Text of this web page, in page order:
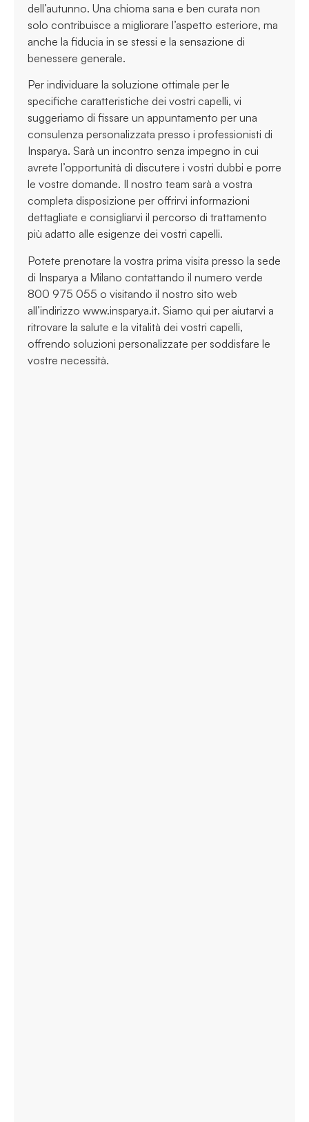
dell’autunno. Una chioma sana e ben curata non
solo contribuisce a migliorare l’aspetto esteriore, ma
anche la fiducia in se stessi e la sensazione di
benessere generale.
Per individuare la soluzione ottimale per le
specifiche caratteristiche dei vostri capelli, vi
suggeriamo di fissare un appuntamento per una
consulenza personalizzata presso i professionisti di
Insparya. Sarà un incontro senza impegno in cui
avrete l’opportunità di discutere i vostri dubbi e porre
le vostre domande. Il nostro team sarà a vostra
completa disposizione per offrirvi informazioni
dettagliate e consigliarvi il percorso di trattamento
più adatto alle esigenze dei vostri capelli.
Potete prenotare la vostra prima visita presso la sede
di Insparya a Milano contattando il numero verde
800 975 055 o visitando il nostro sito web
all’indirizzo www.insparya.it. Siamo qui per aiutarvi a
ritrovare la salute e la vitalità dei vostri capelli,
offrendo soluzioni personalizzate per soddisfare le
vostre necessità.